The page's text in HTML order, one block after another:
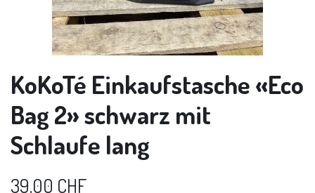
KoKoTé Einkaufstasche «Eco
Bag 2» schwarz mit
Schlaufe lang
39.00 CHF